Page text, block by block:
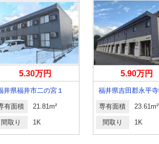
5.30万円
井県福井市二の宮１
有面積 21.81m²
間取り 1K
5.90万円
専有面積 23.61m²
間取り 1K